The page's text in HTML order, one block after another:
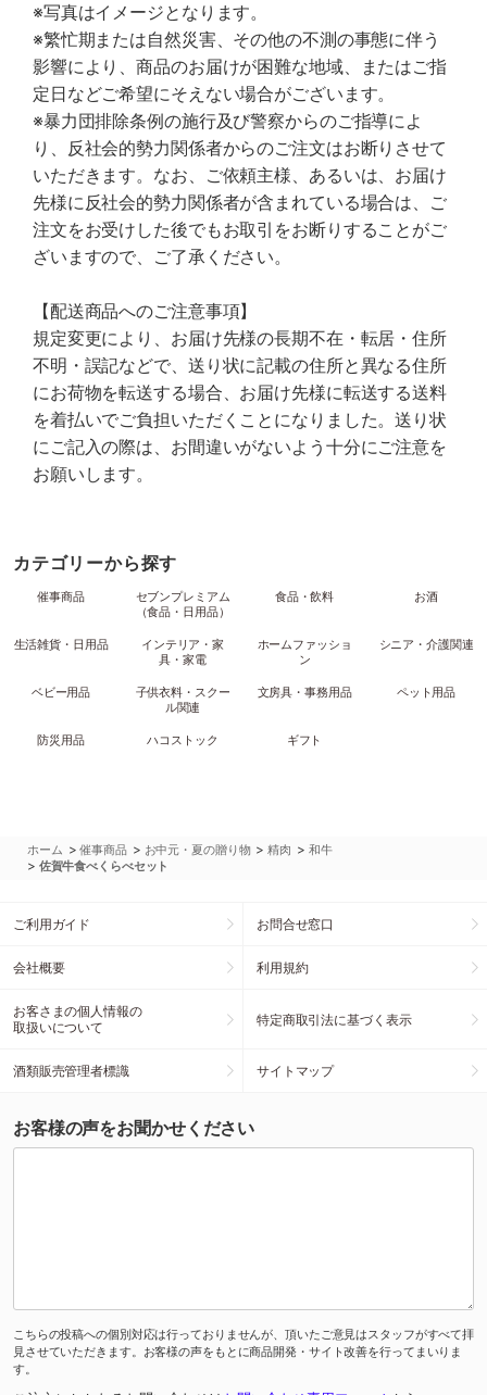
※写真はイメージとなります。
※繁忙期または自然災害、その他の不測の事態に伴う
影響により、商品のお届けが困難な地域、またはご指
定日などご希望にそえない場合がございます。
※暴力団排除条例の施行及び警察からのご指導によ
り、反社会的勢力関係者からのご注文はお断りさせて
いただきます。なお、ご依頼主様、あるいは、お届け
先様に反社会的勢力関係者が含まれている場合は、ご
注文をお受けした後でもお取引をお断りすることがご
ざいますので、ご了承ください。
【配送商品へのご注意事項】
規定変更により、お届け先様の長期不在・転居・住所
不明・誤記などで、送り状に記載の住所と異なる住所
にお荷物を転送する場合、お届け先様に転送する送料
を着払いでご負担いただくことになりました。送り状
にご記入の際は、お間違いがないよう十分にご注意を
お願いします。
カテゴリーから探す
催事商品
セブンプレミアム
（食品・日用品）
食品・飲料 お酒
生活雑貨・日用品
インテリア・家
具・家電
ホームファッショ
ン
シニア・介護関連
ベビー用品
子供衣料・スクー
ル関連
文房具・事務用品 ペット用品
防災用品 ハコストック ギフト
ホーム >催事商品 > お中元・夏の贈り物 >精肉 > 和牛
> 佐賀牛食べくらべセット
ご利用ガイド お問合せ窓口
会社概要 利用規約
お客さまの個人情報の
取扱いについて
特定商取引法に基づく表示
酒類販売管理者標識 サイトマップ
お客様の声をお聞かせください
こちらの投稿への個別対応は行っておりませんが、頂いたご意見はスタッフがすべて拝
見させていただきます。お客様の声をもとに商品開発・サイト改善を行ってまいりま
す。